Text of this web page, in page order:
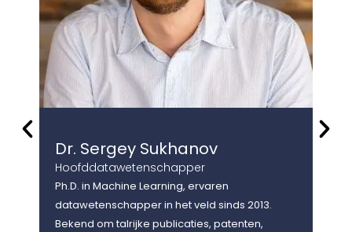
Ph.D. in Machine Learning, ervaren
datawetenschapper in het veld sinds 2013.
Bekend om talrijke publicaties, patenten,
Dr. Sergey Sukhanov
Hoofddatawetenschapper